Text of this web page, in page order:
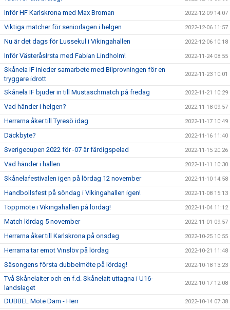
Inför HF Karlskrona med Max Broman 2022-12-09 14:07
Viktiga matcher för seniorlagen i helgen 2022-12-06 11:57
Nu är det dags för Lussekul i Vikingahallen 2022-12-06 10:18
Inför VästeråsIrsta med Fabian Lindholm! 2022-11-24 08:55
Skånela IF inleder samarbete med Bilprovningen för en
tryggare idrott
2022-11-23 10:01
Skånela IF bjuder in till Mustaschmatch på fredag 2022-11-21 10:29
Vad händer i helgen? 2022-11-18 09:57
Herrarna åker till Tyresö idag 2022-11-17 10:49
Däckbyte? 2022-11-16 11:40
Sverigecupen 2022 för -07 är färdigspelad 2022-11-15 20:26
Vad händer i hallen 2022-11-11 10:30
Skånelafestivalen igen på lördag 12 november 2022-11-10 14:58
Handbollsfest på söndag i Vikingahallen igen! 2022-11-08 15:13
Toppmöte i Vikingahallen på lördag! 2022-11-04 11:12
Match lördag 5 november 2022-11-01 09:57
Herrarna åker till Karlskrona på onsdag 2022-10-25 10:55
Herrarna tar emot Vinslöv på lördag 2022-10-21 11:48
Säsongens första dubbelmöte på lördag! 2022-10-18 13:23
Två Skånelaiter och en f.d. Skånelait uttagna i U16-
landslaget
2022-10-17 12:08
DUBBEL Möte Dam - Herr 2022-10-14 07:38